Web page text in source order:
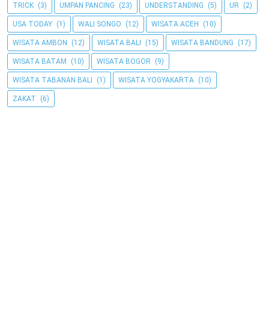
TRICK (3) UMPAN PANCING (23) UNDERSTANDING (5) UR (2)
USA TODAY (1) WALI SONGO (12) WISATA ACEH (10)
WISATA AMBON (12) WISATA BALI (15) WISATA BANDUNG (17)
WISATA BATAM (10) WISATA BOGOR (9)
WISATA TABANAN BALI (1) WISATA YOGYAKARTA (10)
ZAKAT (6)